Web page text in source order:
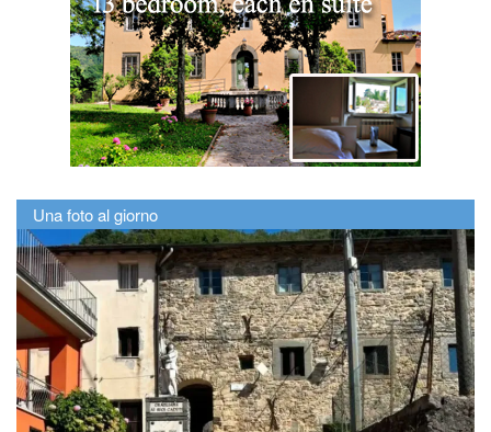
Una foto al giorno